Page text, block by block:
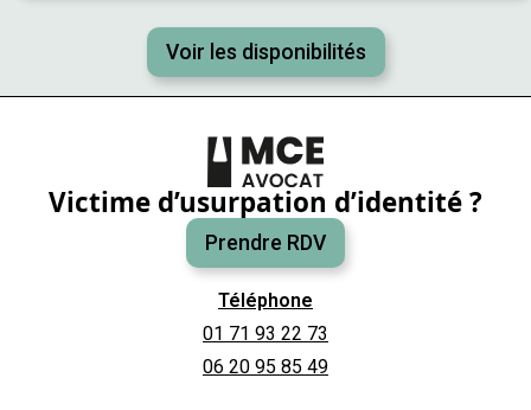
Voir les disponibilités
Victime d’usurpation d’identité ?
Prendre RDV
Téléphone
01 71 93 22 73
06 20 95 85 49